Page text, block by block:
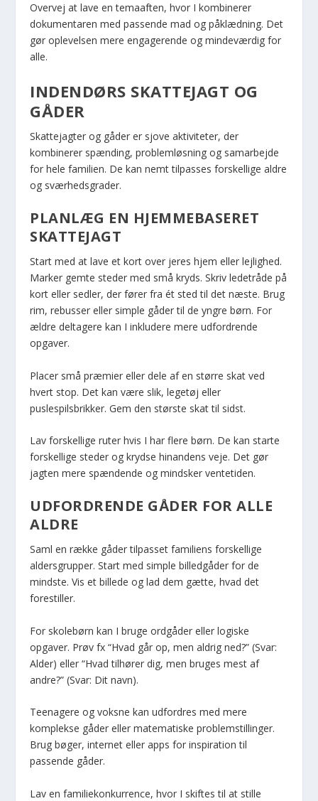
Overvej at lave en temaaften, hvor I kombinerer
dokumentaren med passende mad og påklædning. Det
gør oplevelsen mere engagerende og mindeværdig for
alle.
INDENDØRS SKATTEJAGT OG
GÅDER
Skattejagter og gåder er sjove aktiviteter, der
kombinerer spænding, problemløsning og samarbejde
for hele familien. De kan nemt tilpasses forskellige aldre
og sværhedsgrader.
PLANLÆG EN HJEMMEBASERET
SKATTEJAGT
Start med at lave et kort over jeres hjem eller lejlighed.
Marker gemte steder med små kryds. Skriv ledetråde på
kort eller sedler, der fører fra ét sted til det næste. Brug
rim, rebusser eller simple gåder til de yngre børn. For
ældre deltagere kan I inkludere mere udfordrende
opgaver.
Placer små præmier eller dele af en større skat ved
hvert stop. Det kan være slik, legetøj eller
puslespilsbrikker. Gem den største skat til sidst.
Lav forskellige ruter hvis I har flere børn. De kan starte
forskellige steder og krydse hinandens veje. Det gør
jagten mere spændende og mindsker ventetiden.
UDFORDRENDE GÅDER FOR ALLE
ALDRE
Saml en række gåder tilpasset familiens forskellige
aldersgrupper. Start med simple billedgåder for de
mindste. Vis et billede og lad dem gætte, hvad det
forestiller.
For skolebørn kan I bruge ordgåder eller logiske
opgaver. Prøv fx “Hvad går op, men aldrig ned?” (Svar:
Alder) eller “Hvad tilhører dig, men bruges mest af
andre?” (Svar: Dit navn).
Teenagere og voksne kan udfordres med mere
komplekse gåder eller matematiske problemstillinger.
Brug bøger, internet eller apps for inspiration til
passende gåder.
Lav en familiekonkurrence, hvor I skiftes til at stille